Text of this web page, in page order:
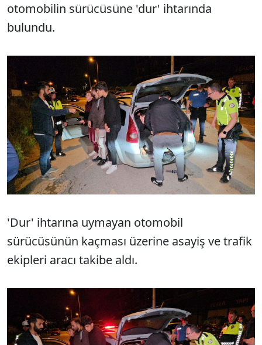
otomobilin sürücüsüne 'dur' ihtarında
bulundu.
'Dur' ihtarına uymayan otomobil
sürücüsünün kaçması üzerine asayiş ve trafik
ekipleri aracı takibe aldı.